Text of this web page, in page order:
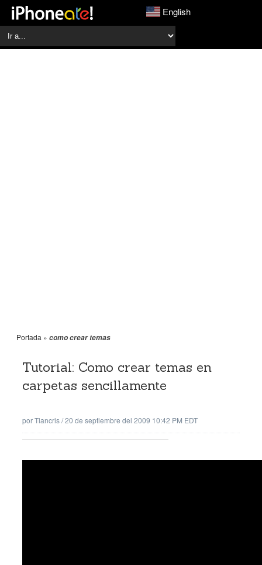
English
Portada » como crear temas
Tutorial: Como crear temas en
carpetas sencillamente
porTiancris/20 de septiembre del 2009 10:42 PM EDT